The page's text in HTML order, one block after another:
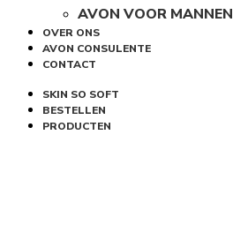
AVON VOOR MANNEN
OVER ONS
AVON CONSULENTE
CONTACT
SKIN SO SOFT
BESTELLEN
PRODUCTEN